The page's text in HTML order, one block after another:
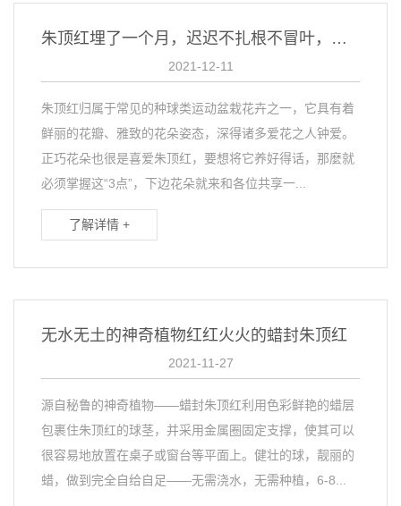
朱顶红埋了一个月，迟迟不扎根不冒叶，立马这样做，能催花
2021-12-11
朱顶红归属于常见的种球类运动盆栽花卉之一，它具有着
鲜丽的花瓣、雅致的花朵姿态，深得诸多爱花之人钟爱。
正巧花朵也很是喜爱朱顶红，要想将它养好得话，那麼就
必须掌握这“3点”，下边花朵就来和各位共享一...
了解详情 +
无水无土的神奇植物红红火火的蜡封朱顶红
2021-11-27
源自秘鲁的神奇植物——蜡封朱顶红利用色彩鲜艳的蜡层
包裹住朱顶红的球茎，并采用金属圈固定支撑，使其可以
很容易地放置在桌子或窗台等平面上。健壮的球，靓丽的
蜡，做到完全自给自足——无需浇水，无需种植，6-8...